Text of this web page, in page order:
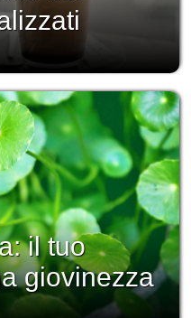
il tuo
giovinezza